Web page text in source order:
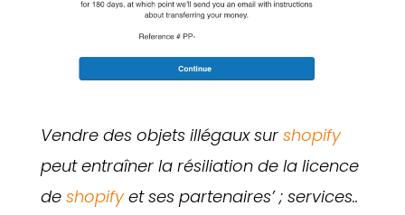
Vendre des objets illégaux sur shopify
peut entraîner la résiliation de la licence
de shopifyet ses partenaires’ ; services..